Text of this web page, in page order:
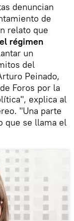
denuncian
de
relato que
régimen
un
del
Peinado,
Foros por la
explica al
"Una parte
que se llama el